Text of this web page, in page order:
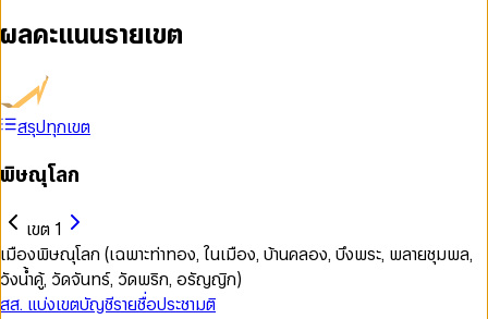
ผลคะแนนรายเขต
สรุปทุกเขต
พิษณุโลก
เขต 1
เมืองพิษณุโลก (เฉพาะท่าทอง, ในเมือง, บ้านคลอง, บึงพระ, พลายชุมพล,
วังน้ำคู้, วัดจันทร์, วัดพริก, อรัญญิก)
สส. แบ่งเขตบัญชีรายชื่อประชามติ